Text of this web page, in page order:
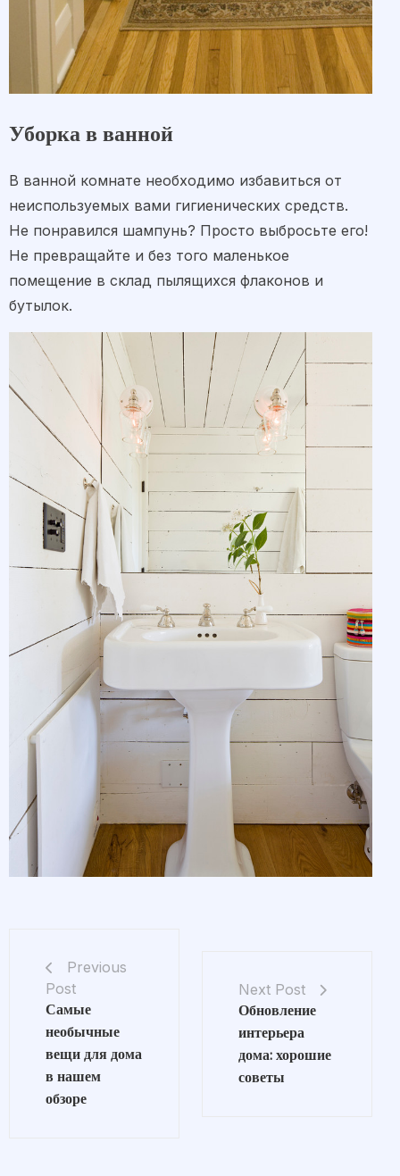
Уборка в ванной
В ванной комнате необходимо избавиться от
неиспользуемых вами гигиенических средств.
Не понравился шампунь? Просто выбросьте его!
Не превращайте и без того маленькое
помещение в склад пылящихся флаконов и
бутылок.
Previous
Post
Самые
необычные
вещи для дома
в нашем
обзоре
Next Post
Обновление
интерьера
дома: хорошие
советы